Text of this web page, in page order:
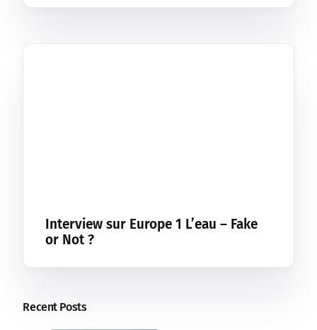
Interview sur Europe 1 L’eau – Fake
or Not ?
Recent Posts